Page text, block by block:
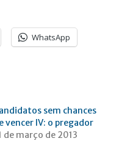
WhatsApp
sem chances
vencer IV: o pregador
de março de 2013